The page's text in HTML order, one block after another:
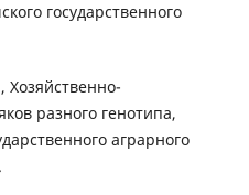
государственного
разного генотипа,
аграрного